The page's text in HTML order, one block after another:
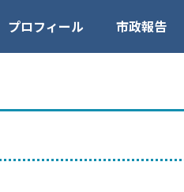
プロフィール 市政報告